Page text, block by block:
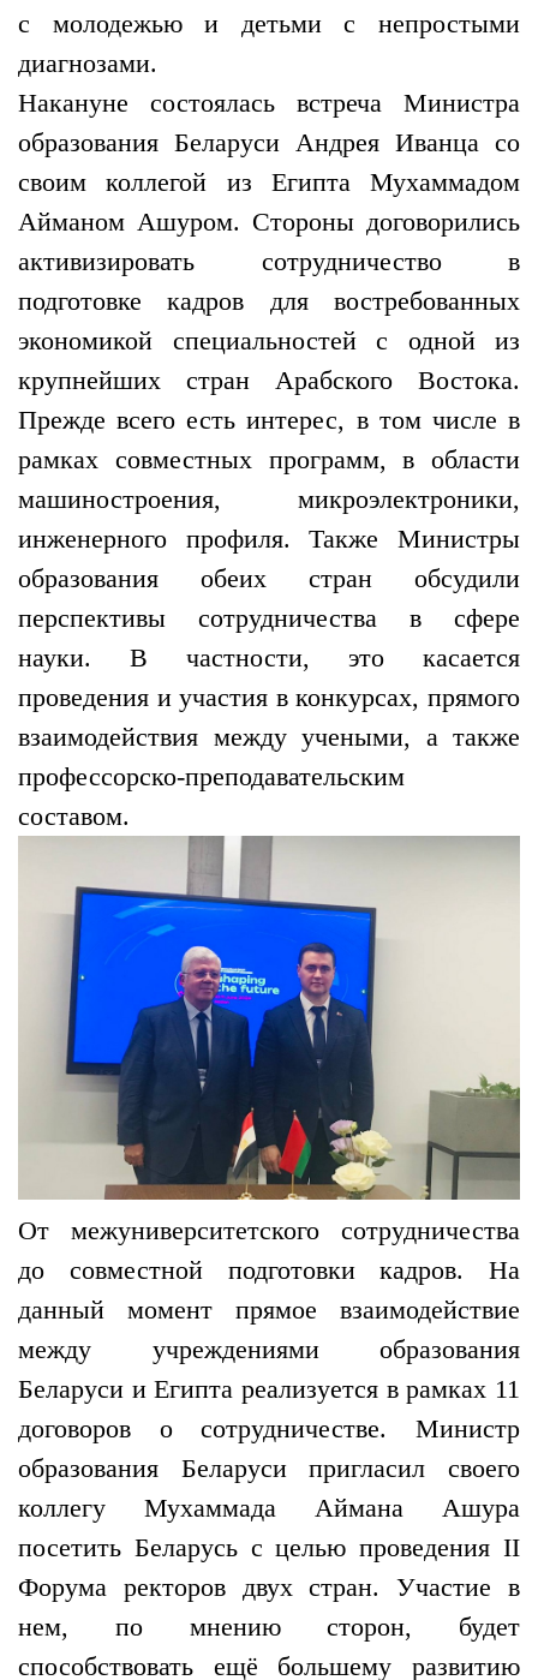
с молодежью и детьми с непростыми
диагнозами.
Накануне состоялась встреча Министра
образования Беларуси Андрея Иванца со
своим коллегой из Египта Мухаммадом
Айманом Ашуром. Стороны договорились
активизировать сотрудничество в
подготовке кадров для востребованных
экономикой специальностей с одной из
крупнейших стран Арабского Востока.
Прежде всего есть интерес, в том числе в
рамках совместных программ, в области
машиностроения, микроэлектроники,
инженерного профиля. Также Министры
образования обеих стран обсудили
перспективы сотрудничества в сфере
науки. В частности, это касается
проведения и участия в конкурсах, прямого
взаимодействия между учеными, а также
профессорско-преподавательским
составом.
От межуниверситетского сотрудничества
до совместной подготовки кадров. На
данный момент прямое взаимодействие
между учреждениями образования
Беларуси и Египта реализуется в рамках 11
договоров о сотрудничестве. Министр
образования Беларуси пригласил своего
коллегу Мухаммада Аймана Ашура
посетить Беларусь с целью проведения II
Форума ректоров двух стран. Участие в
нем, по мнению сторон, будет
способствовать ещё большему развитию